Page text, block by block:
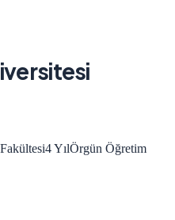
4YılÖrgün Öğretim